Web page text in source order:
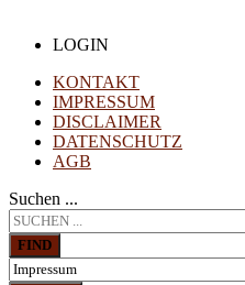
LOGIN
KONTAKT
IMPRESSUM
DISCLAIMER
DATENSCHUTZ
AGB
Suchen ...
FIND